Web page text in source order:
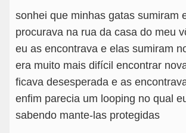
sonhei que minhas gatas sumiram
procurava na rua da casa do meu
eu as encontrava e elas sumiram
era muito mais difícil encontrar
ficava desesperada e as
enfim parecia um looping no qual
sabendo mante-las protegidas